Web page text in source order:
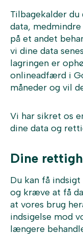
Tilbagekalder
data,
på et andet
vi dine data
lagringen er
onlineadfærd i
måneder og vil
Vi har sikret os
dine data og
Dine
Du kan få
og kræve at få
at vores brug
indsigelse mod
længere